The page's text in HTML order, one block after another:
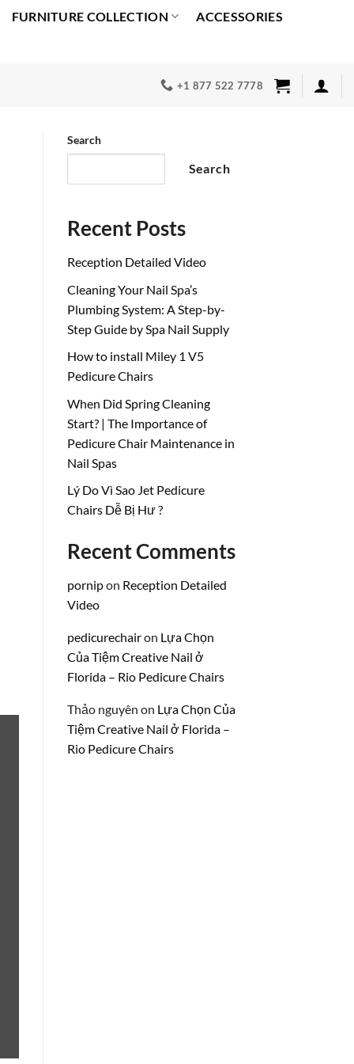
FURNITURE COLLECTION ACCESSORIES
+1 877 522 7778
Search
Search
Recent Posts
Reception Detailed Video
Cleaning Your Nail Spa’s
Plumbing System: A Step-by-
Step Guide by Spa Nail Supply
How to install Miley 1 V5
Pedicure Chairs
When Did Spring Cleaning
Start? | The Importance of
Pedicure Chair Maintenance in
Nail Spas
Lý Do Vì Sao Jet Pedicure
Chairs Dễ Bị Hư ?
Recent Comments
pornipon Reception Detailed
Video
pedicurechairon Lựa Chọn
Của Tiệm Creative Nail ở
Florida – Rio Pedicure Chairs
Thảo nguyên on Lựa Chọn Của
Tiệm Creative Nail ở Florida –
Rio Pedicure Chairs